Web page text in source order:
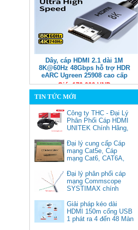
Dây, cáp HDMI 2.1 dài 1M
8K@60Hz 48Gbps hỗ trợ HDR
eARC Ugreen 25908 cao cấp
Giá: 170,000 VNĐ
Cáp chuyển USB Type-C sang
Displayport 1.4 độ phân giải
cao cấp
Giá: 350,000 VNĐ
TIN TỨC MỚI
Công ty THC - Đại Lý
Phân Phối Cáp HDMI
UNITEK Chính Hãng,
Đại lý cung cấp Cáp
mạng Cat5e, Cáp
mạng Cat6, CAT6A,
Commscope
Đại lý phân phối cáp
mạng Commscope
SYSTIMAX chính
Giải pháp kéo dài
HDMI 150m cổng USB
1 phát ra 4 đến 48 Màn